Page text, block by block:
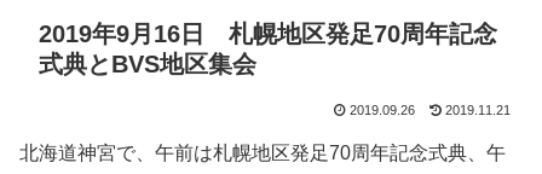
2019年9月16日 札幌地区発足70周年記念
式典とBVS地区集会
2019.09.26 2019.11.21
北海道神宮で、午前は札幌地区発足70周年記念式典、午